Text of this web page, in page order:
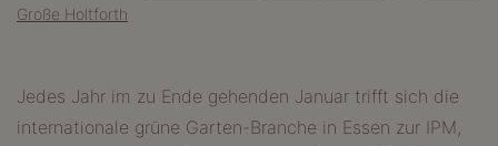
Große Holtforth
Jedes Jahr im zu Ende gehenden Januar trifft sich die
internationale grüne Garten-Branche in Essen zur IPM,